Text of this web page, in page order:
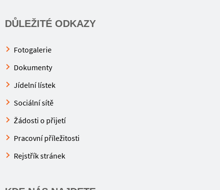
DŮLEŽITÉ ODKAZY
Fotogalerie
Dokumenty
Jídelní lístek
Sociální sítě
Žádosti o přijetí
Pracovní příležitosti
Rejstřík stránek